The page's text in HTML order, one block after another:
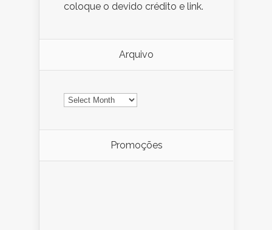
coloque o devido crédito e link.
Arquivo
Arquivo
Promoções